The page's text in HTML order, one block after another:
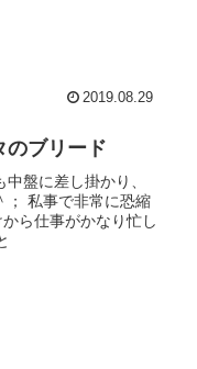
2019.08.29
のブリード
盤に差し掛かり、
； 私事で非常に恐縮
ら仕事がかなり忙し